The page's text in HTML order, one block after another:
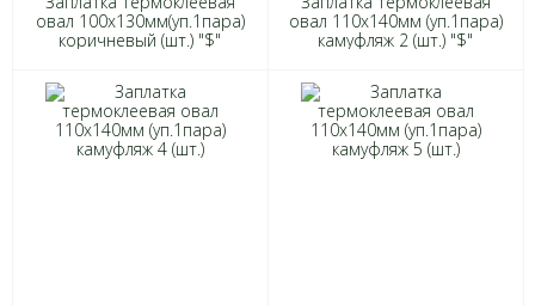
овал 100х130мм(уп.1пара)
коричневый (шт.) "$"
овал 110х140мм (уп.1пара)
камуфляж 2 (шт.) "$"